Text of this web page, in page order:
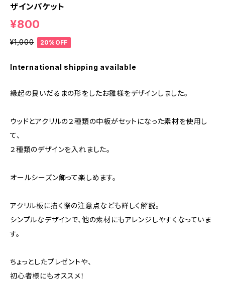
ザインパケット
¥800
¥1,000 20%OFF
International shipping available
縁起の良いだるまの形をしたお雛様をデザインしました。
ウッドとアクリルの２種類の中板がセットになった素材を使用し
て、
２種類のデザインを入れました。
オールシーズン飾って楽しめます。
アクリル板に描く際の注意点なども詳しく解説。
シンプルなデザインで、他の素材にもアレンジしやすくなっていま
す。
ちょっとしたプレゼントや、
初心者様にもオススメ！